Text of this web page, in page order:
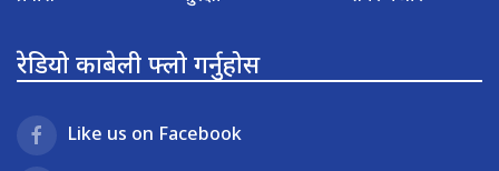
रेडियो काबेली फ्लो गर्नुहोस
Like us on Facebook